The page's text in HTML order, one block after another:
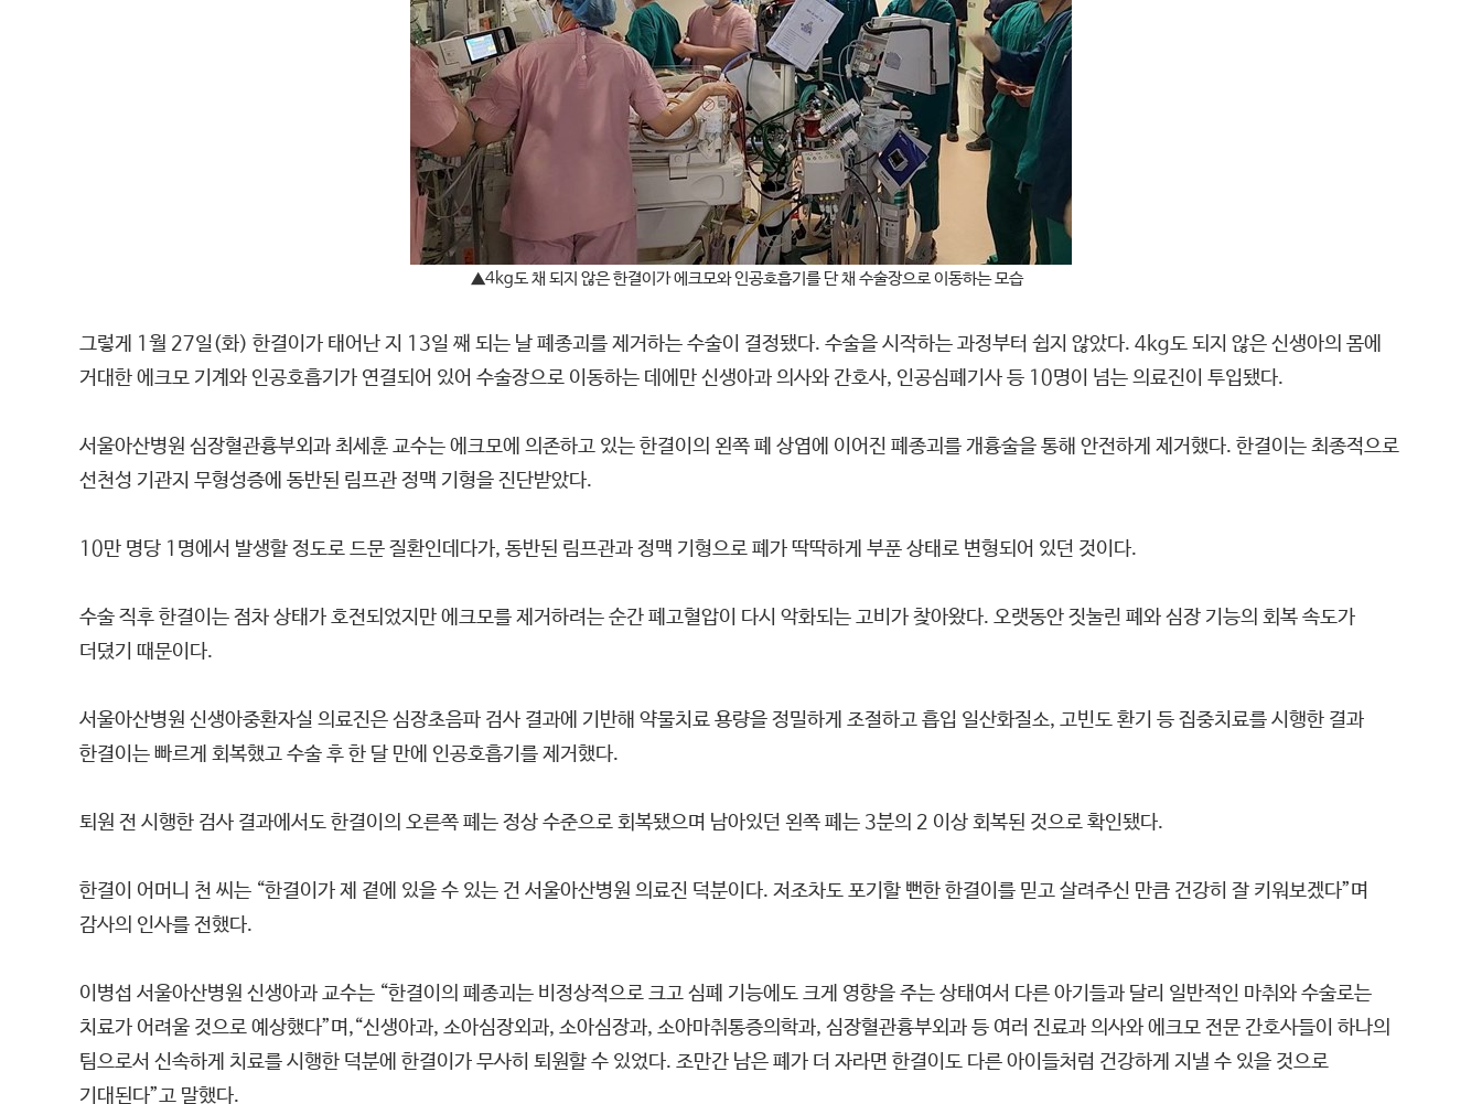
▲4kg도 채 되지 않은 한결이가 에크모와 인공호흡기를 단 채 수술장으로 이동하는 모습
그렇게 1월 27일(화) 한결이가 태어난 지 13일 째 되는 날 폐종괴를 제거하는 수술이 결정됐다. 수술을 시작하는 과정부터 쉽지 않았다. 4kg도 되지 않은 신생아의 몸에
거대한 에크모 기계와 인공호흡기가 연결되어 있어 수술장으로 이동하는 데에만 신생아과 의사와 간호사, 인공심폐기사 등 10명이 넘는 의료진이 투입됐다.
서울아산병원 심장혈관흉부외과 최세훈 교수는 에크모에 의존하고 있는 한결이의 왼쪽 폐 상엽에 이어진 폐종괴를 개흉술을 통해 안전하게 제거했다. 한결이는 최종적으로
선천성 기관지 무형성증에 동반된 림프관 정맥 기형을 진단받았다.
10만 명당 1명에서 발생할 정도로 드문 질환인데다가, 동반된 림프관과 정맥 기형으로 폐가 딱딱하게 부푼 상태로 변형되어 있던 것이다.
수술 직후 한결이는 점차 상태가 호전되었지만 에크모를 제거하려는 순간 폐고혈압이 다시 악화되는 고비가 찾아왔다. 오랫동안 짓눌린 폐와 심장 기능의 회복 속도가
더뎠기 때문이다.
서울아산병원 신생아중환자실 의료진은 심장초음파 검사 결과에 기반해 약물치료 용량을 정밀하게 조절하고 흡입 일산화질소, 고빈도 환기 등 집중치료를 시행한 결과
한결이는 빠르게 회복했고 수술 후 한 달 만에 인공호흡기를 제거했다.
퇴원 전 시행한 검사 결과에서도 한결이의 오른쪽 폐는 정상 수준으로 회복됐으며 남아있던 왼쪽 폐는 3분의 2 이상 회복된 것으로 확인됐다.
한결이 어머니 천 씨는 “한결이가 제 곁에 있을 수 있는 건 서울아산병원 의료진 덕분이다. 저조차도 포기할 뻔한 한결이를 믿고 살려주신 만큼 건강히 잘 키워보겠다”며
감사의 인사를 전했다.
이병섭 서울아산병원 신생아과 교수는 “한결이의 폐종괴는 비정상적으로 크고 심폐 기능에도 크게 영향을 주는 상태여서 다른 아기들과 달리 일반적인 마취와 수술로는
치료가 어려울 것으로 예상했다”며,“신생아과, 소아심장외과, 소아심장과, 소아마취통증의학과, 심장혈관흉부외과 등 여러 진료과 의사와 에크모 전문 간호사들이 하나의
팀으로서 신속하게 치료를 시행한 덕분에 한결이가 무사히 퇴원할 수 있었다. 조만간 남은 폐가 더 자라면 한결이도 다른 아이들처럼 건강하게 지낼 수 있을 것으로
기대된다”고 말했다.